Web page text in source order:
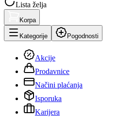
Lista želja
Korpa
Kategorije Pogodnosti
Akcije
Prodavnice
Načini plaćanja
Isporuka
Karijera